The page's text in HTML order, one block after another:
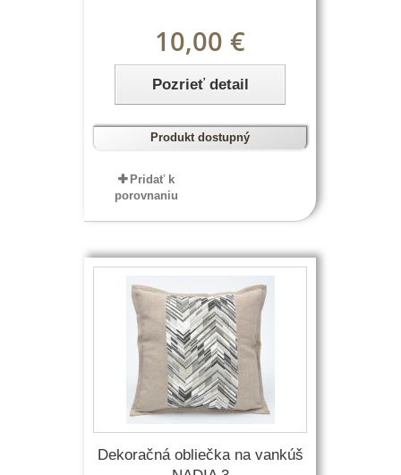
10,00 €
Pozrieť detail
Produkt dostupný
Pridať k
porovnaniu
Dekoračná obliečka na vankúš